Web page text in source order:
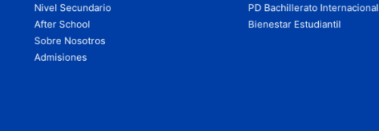
Nivel Secundario
After School
Sobre Nosotros
Admisiones
PD Bachillerato Internacional
Bienestar Estudiantil